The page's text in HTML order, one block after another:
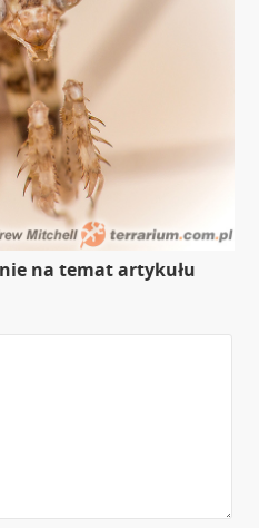
na temat artykułu